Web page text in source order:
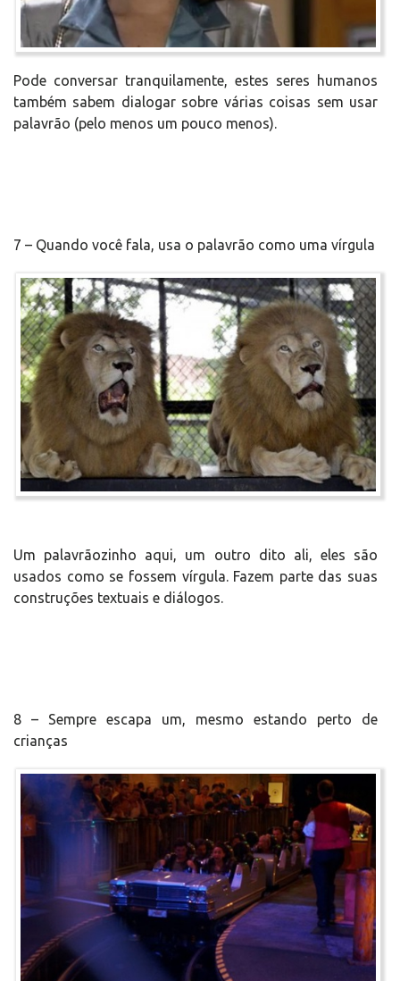
Pode conversar tranquilamente, estes seres humanos
também sabem dialogar sobre várias coisas sem usar
palavrão (pelo menos um pouco menos).
7 – Quando você fala, usa o palavrão como uma vírgula
Um palavrãozinho aqui, um outro dito ali, eles são
usados como se fossem vírgula. Fazem parte das suas
construções textuais e diálogos.
8 – Sempre escapa um, mesmo estando perto de
crianças